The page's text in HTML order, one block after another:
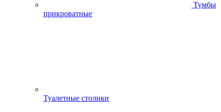
Тумбы
прикроватные
Туалетные столики